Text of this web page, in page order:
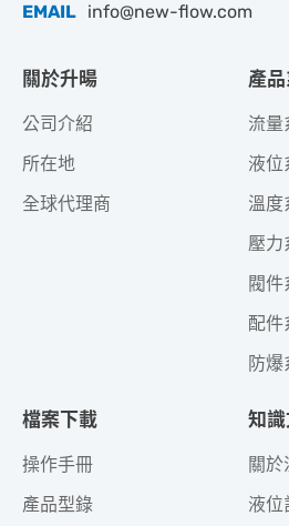
EMAIL info@new-flow.com
關於升暘
公司介紹
所在地
全球代理商
產品
流量
液位
溫度
壓力
閥件
配件
防爆
檔案下載
操作手冊
產品型錄
知
關於
液位